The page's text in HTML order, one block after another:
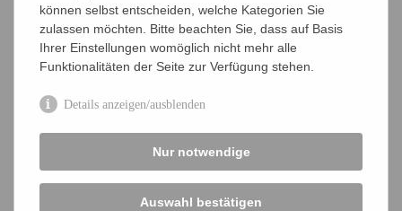
Jahrestagung teil.
Young Ambassador T-Shirt– Als
Erkennungszeichen und Zeichen der Zugehörigkeit.
Bestätigung deines ehrenamtlichen Engagements.
VAAM Young Ambassadors
können selbst entscheiden, welche Kategorien Sie
zulassen möchten. Bitte beachten Sie, dass auf Basis
Ihrer Einstellungen womöglich nicht mehr alle
Funktionalitäten der Seite zur Verfügung stehen.
Details anzeigen/ausblenden
Nur notwendige
Auswahl bestätigen